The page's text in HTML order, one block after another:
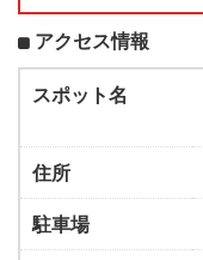
アクセス情報
スポット名
住所
駐車場